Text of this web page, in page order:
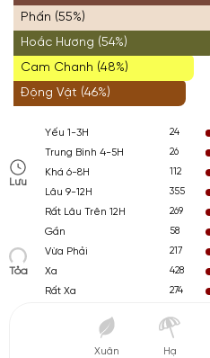
Phấn (55%)
Hoắc Hương (54%)
Cam Chanh (48%)
Động Vật (46%)
Lưu
Yếu 1-3H
24
Trung Bình 4-5H
26
Khá 6-8H
112
Lâu 9-12H
355
Rất Lâu Trên 12H
269
Tỏa
Gần
58
Vừa Phải
217
Xa
428
Rất Xa
274
Xuân Hạ